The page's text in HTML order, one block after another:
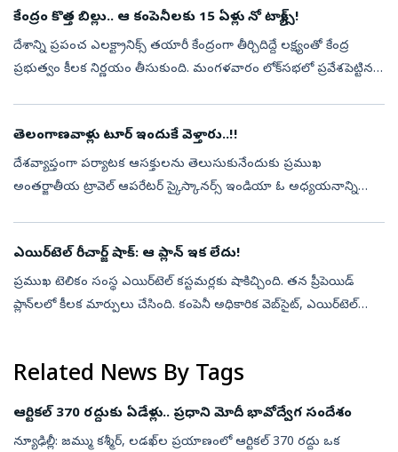
కేంద్రం కొత్త బిల్లు.. ఆ కంపెనీలకు 15 ఏళ్లు నో ట్యాక్స్‌!
దేశాన్ని ప్రపంచ ఎలక్ట్రానిక్స్ తయారీ కేంద్రంగా తీర్చిదిద్దే లక్ష్యంతో కేంద్ర
ప్రభుత్వం కీలక నిర్ణయం తీసుకుంది. మంగళవారం లోక్‌సభలో ప్రవేశపెట్టిన
తెలంగాణవాళ్లు టూర్‌ ఇందుకే వెళ్తారు..!!
దేశవ్యాప్తంగా పర్యాటక ఆసక్తులను తెలుసుకునేందుకు ప్రముఖ
అంతర్జాతీయ ట్రావెల్‌ ఆపరేటర్‌ స్కైస్కానర్స్‌ ఇండియా ఓ అధ్యయనాన్ని
ఎయిర్‌టెల్ రీచార్జ్‌ షాక్‌: ఆ ప్లాన్‌ ఇక లేదు!
‍ప్రముఖ టెలికం సంస్థ ఎయిర్‌టెల్ కస్టమర్లకు షాకిచ్చింది. తన ప్రీపెయిడ్‌
ప్లాన్‌లలో కీలక మార్పులు చేసింది. కంపెనీ అధికారిక వెబ్‌సైట్‌, ఎయిర్‌టెల్‌
Related News By Tags
ఆర్టికల్ 370 రద్దుకు ఏడేళ్లు.. ప్రధాని మోదీ భావోద్వేగ సందేశం
న్యూఢిల్లీ: జమ్ము కశ్మీర్, లడఖ్‌ల ప్రయాణంలో ఆర్టికల్ 370 రద్దు ఒక